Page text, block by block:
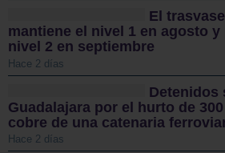
El
mantiene el nivel 1 en agosto y
nivel 2 en septiembre
Hace 2 días
Detenidos
Guadalajara por el hurto de
cobre de una catenaria
Hace 2 días